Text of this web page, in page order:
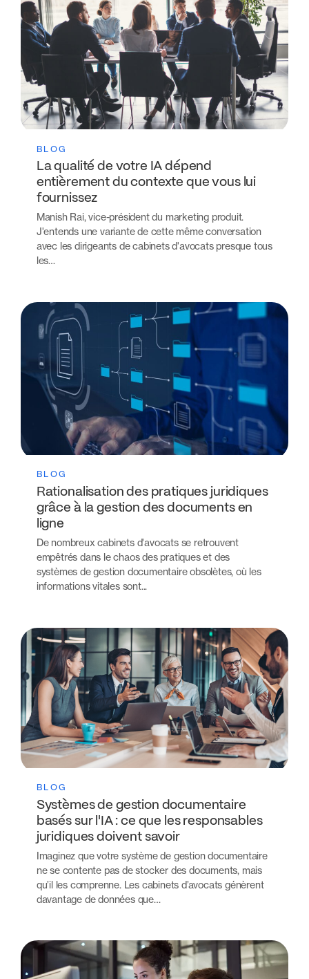
BLOG
La qualité de votre IA dépend
entièrement du contexte que vous lui
fournissez
Manish Rai, vice-président du marketing produit.
J'entends une variante de cette même conversation
avec les dirigeants de cabinets d'avocats presque tous
les…
BLOG
Rationalisation des pratiques juridiques
grâce à la gestion des documents en
ligne
De nombreux cabinets d'avocats se retrouvent
empêtrés dans le chaos des pratiques et des
systèmes de gestion documentaire obsolètes, où les
informations vitales sont...
BLOG
Systèmes de gestion documentaire
basés sur l'IA : ce que les responsables
juridiques doivent savoir
Imaginez que votre système de gestion documentaire
ne se contente pas de stocker des documents, mais
qu’il les comprenne. Les cabinets d’avocats génèrent
davantage de données que…